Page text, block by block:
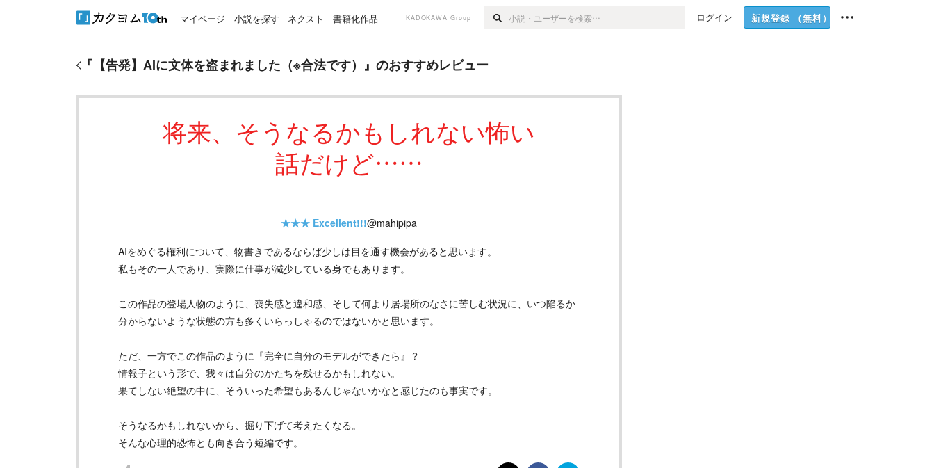
マイページ 小説を探す ネクスト 書籍化作品 KADOKAWA Group ログイン 新規登録 （無料）
『 【告発】AIに文体を盗まれました（※合法です） 』のおすすめレビュー
将来、そうなるかもしれない怖い
話だけど……
★★★ Excellent!!!@mahipipa
AIをめぐる権利について、物書きであるならば少しは目を通す機会があると思います。
私もその一人であり、実際に仕事が減少している身でもあります。
この作品の登場人物のように、喪失感と違和感、そして何より居場所のなさに苦しむ状況に、いつ陥るか
分からないような状態の方も多くいらっしゃるのではないかと思います。
ただ、一方でこの作品のように『完全に自分のモデルができたら』？
情報子という形で、我々は自分のかたちを残せるかもしれない。
果てしない絶望の中に、そういった希望もあるんじゃないかなと感じたのも事実です。
そうなるかもしれないから、掘り下げて考えたくなる。
そんな心理的恐怖とも向き合う短編です。